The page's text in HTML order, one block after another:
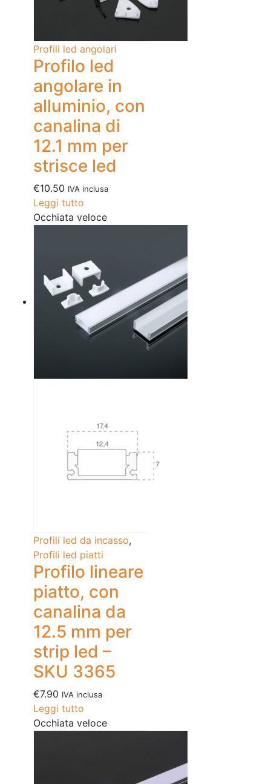
Profili led angolari
Profilo led
angolare in
alluminio, con
canalina di
12.1 mm per
strisce led
€10.50 IVA inclusa
Leggi tutto
Occhiata veloce
Profili led da incasso,
Profili led piatti
Profilo lineare
piatto, con
canalina da
12.5 mm per
strip led –
SKU 3365
€7.90 IVA inclusa
Leggi tutto
Occhiata veloce